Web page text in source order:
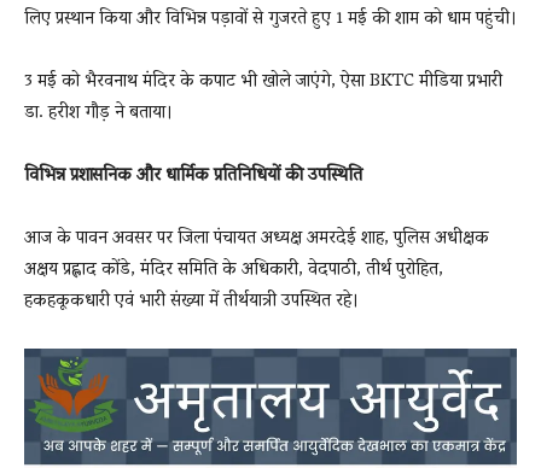
लिए प्रस्थान किया और विभिन्न पड़ावों से गुजरते हुए 1 मई की शाम को धाम पहुंची।
3 मई को भैरवनाथ मंदिर के कपाट भी खोले जाएंगे, ऐसा BKTC मीडिया प्रभारी
डा. हरीश गौड़ ने बताया।
विभिन्न प्रशासनिक और धार्मिक प्रतिनिधियों की उपस्थिति
आज के पावन अवसर पर जिला पंचायत अध्यक्ष अमरदेई शाह, पुलिस अधीक्षक
अक्षय प्रह्लाद कोंडे, मंदिर समिति के अधिकारी, वेदपाठी, तीर्थ पुरोहित,
हकहकूकधारी एवं भारी संख्या में तीर्थयात्री उपस्थित रहे।